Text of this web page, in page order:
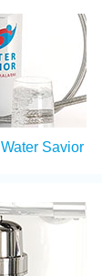
Water Savior